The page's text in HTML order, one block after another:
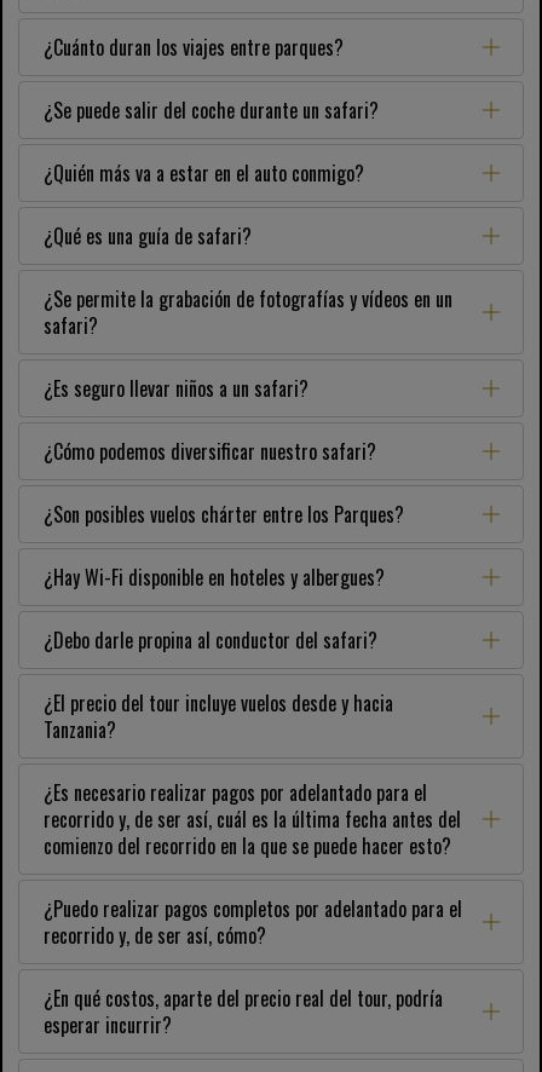
¿Cuánto duran los viajes entre parques?
¿Se puede salir del coche durante un safari?
¿Quién más va a estar en el auto conmigo?
¿Qué es una guía de safari?
¿Se permite la grabación de fotografías y vídeos en un
safari?
¿Es seguro llevar niños a un safari?
¿Cómo podemos diversificar nuestro safari?
¿Son posibles vuelos chárter entre los Parques?
¿Hay Wi-Fi disponible en hoteles y albergues?
¿Debo darle propina al conductor del safari?
¿El precio del tour incluye vuelos desde y hacia
Tanzania?
¿Es necesario realizar pagos por adelantado para el
recorrido y, de ser así, cuál es la última fecha antes del
comienzo del recorrido en la que se puede hacer esto?
¿Puedo realizar pagos completos por adelantado para el
recorrido y, de ser así, cómo?
¿En qué costos, aparte del precio real del tour, podría
esperar incurrir?